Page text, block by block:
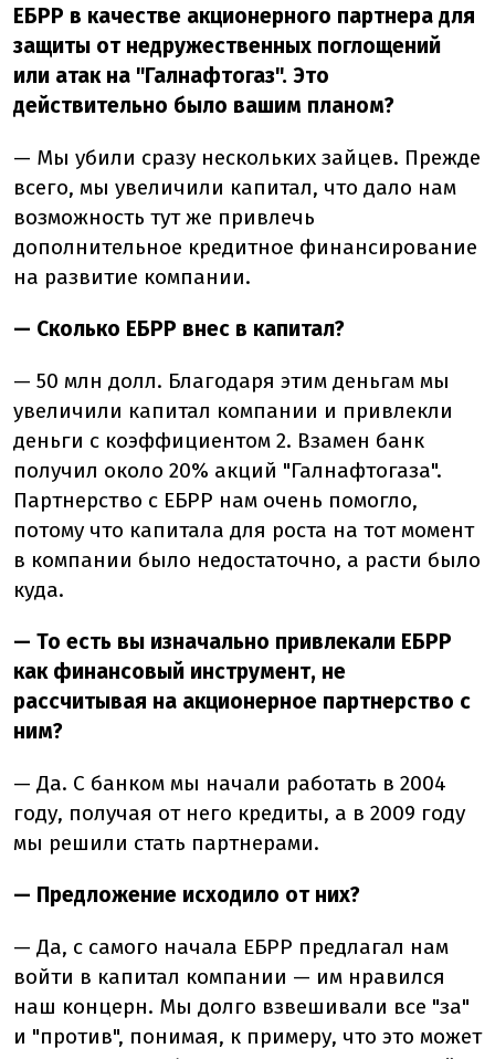
ЕБРР в качестве акционерного партнера для
защиты от недружественных поглощений
или атак на "Галнафтогаз". Это
действительно было вашим планом?
— Мы убили сразу нескольких зайцев. Прежде
всего, мы увеличили капитал, что дало нам
возможность тут же привлечь
дополнительное кредитное финансирование
на развитие компании.
— Сколько ЕБРР внес в капитал?
— 50 млн долл. Благодаря этим деньгам мы
увеличили капитал компании и привлекли
деньги с коэффициентом 2. Взамен банк
получил около 20% акций "Галнафтогаза".
Партнерство с ЕБРР нам очень помогло,
потому что капитала для роста на тот момент
в компании было недостаточно, а расти было
куда.
— То есть вы изначально привлекали ЕБРР
как финансовый инструмент, не
рассчитывая на акционерное партнерство с
ним?
— Да. С банком мы начали работать в 2004
году, получая от него кредиты, а в 2009 году
мы решили стать партнерами.
— Предложение исходило от них?
— Да, с самого начала ЕБРР предлагал нам
войти в капитал компании — им нравился
наш концерн. Мы долго взвешивали все "за"
и "против", понимая, к примеру, что это может